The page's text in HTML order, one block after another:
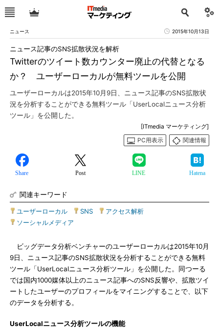
ニュース 2015年10月13日
Twitterのツイート数カウンター廃止の代替となる
か？ ユーザーローカルが無料ツールを公開
ニュース記事のSNS拡散状況を解析
ユーザーローカルは2015年10月9日、ニュース記事のSNS拡散状
況を分析することができる無料ツール「UserLocalニュース分析
ツール」を公開した。
[ITmedia マーケティング]
PC用表示
関連情報
Share Post LINE Hatena
関連キーワード
ユーザーローカル SNS アクセス解析
ソーシャルメディア
ビッグデータ分析ベンチャーのユーザーローカルは2015年10月
9日、ニュース記事のSNS拡散状況を分析することができる無料
ツール「UserLocalニュース分析ツール」を公開した。同つーる
では国内1000媒体以上のニュース記事へのSNS反響や、拡散ツイ
ートしたユーザーのプロフィールをマイニングすることで、以下
のデータを分析する。
UserLocalニュース分析ツールの機能